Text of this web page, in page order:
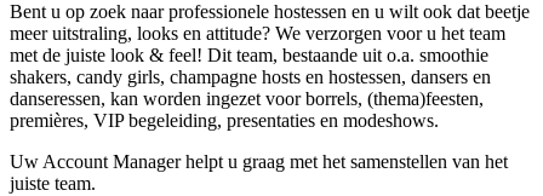
Bent u op zoek naar professionele hostessen en u wilt ook dat beetje
meer uitstraling, looks en attitude? We verzorgen voor u het team
met de juiste look & feel! Dit team, bestaande uit o.a. smoothie
shakers, candy girls, champagne hosts en hostessen, dansers en
danseressen, kan worden ingezet voor borrels, (thema)feesten,
premières, VIP begeleiding, presentaties en modeshows.
Uw Account Manager helpt u graag met het samenstellen van het
juiste team.